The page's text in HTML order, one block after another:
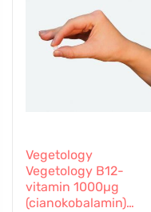
Vegetology
Vegetology B12-
vitamin 1000µg
(cianokobalamin)